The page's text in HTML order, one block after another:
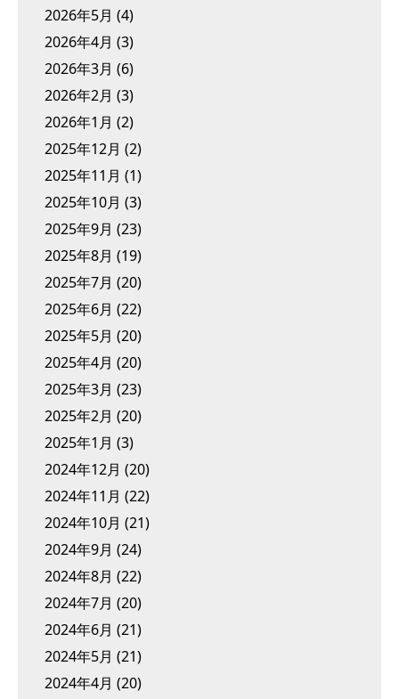
2026年5月 (4)
2026年4月 (3)
2026年3月 (6)
2026年2月 (3)
2026年1月 (2)
2025年12月 (2)
2025年11月 (1)
2025年10月 (3)
2025年9月 (23)
2025年8月 (19)
2025年7月 (20)
2025年6月 (22)
2025年5月 (20)
2025年4月 (20)
2025年3月 (23)
2025年2月 (20)
2025年1月 (3)
2024年12月 (20)
2024年11月 (22)
2024年10月 (21)
2024年9月 (24)
2024年8月 (22)
2024年7月 (20)
2024年6月 (21)
2024年5月 (21)
2024年4月 (20)